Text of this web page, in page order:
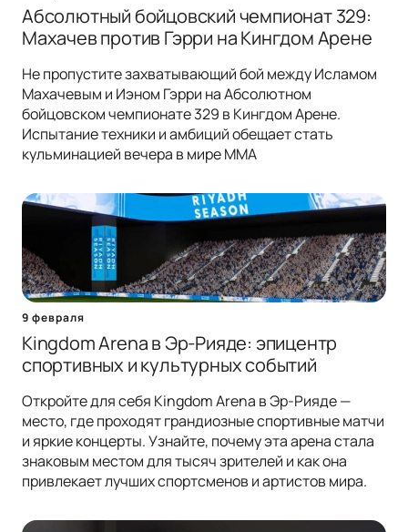
Абсолютный бойцовский чемпионат 329:
Махачев против Гэрри на Кингдом Арене
Не пропустите захватывающий бой между Исламом
Махачевым и Иэном Гэрри на Абсолютном
бойцовском чемпионате 329 в Кингдом Арене.
Испытание техники и амбиций обещает стать
кульминацией вечера в мире MMA
9 февраля
Kingdom Arena в Эр-Рияде: эпицентр
спортивных и культурных событий
Откройте для себя Kingdom Arena в Эр-Рияде —
место, где проходят грандиозные спортивные матчи
и яркие концерты. Узнайте, почему эта арена стала
знаковым местом для тысяч зрителей и как она
привлекает лучших спортсменов и артистов мира.